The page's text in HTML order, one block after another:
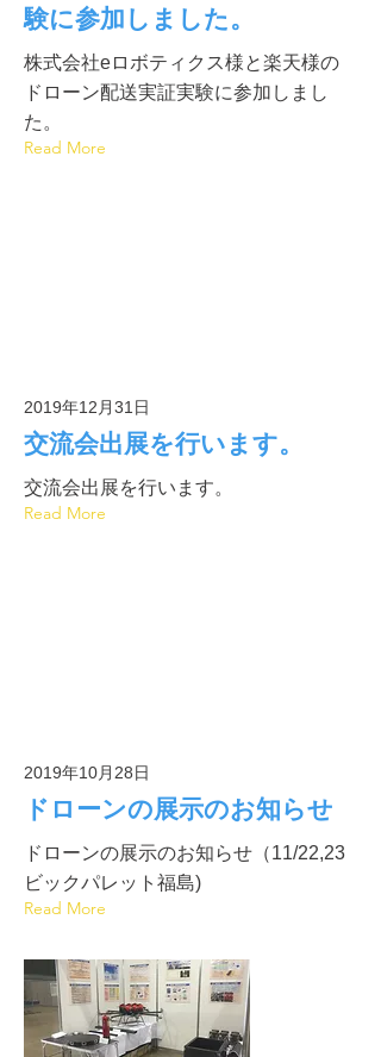
験に参加しました。
株式会社eロボティクス様と楽天様の
ドローン配送実証実験に参加しまし
た。
Read More
2019年12月31日
交流会出展を行います。
交流会出展を行います。
Read More
2019年10月28日
ドローンの展示のお知らせ
ドローンの展示のお知らせ（11/22,23
ビックパレット福島)
Read More